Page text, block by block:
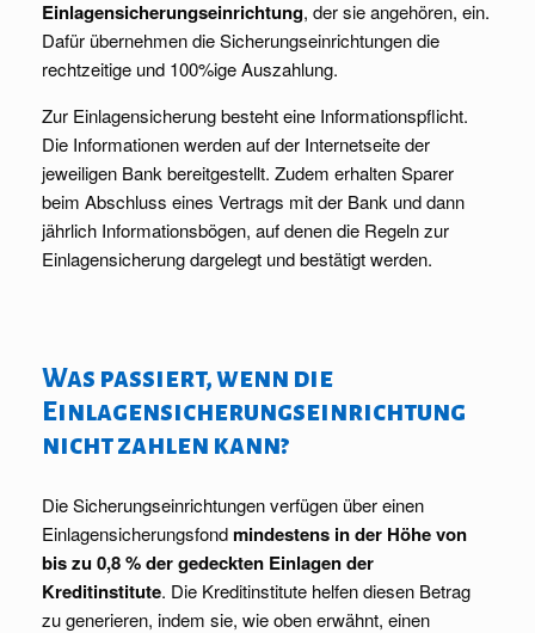
Einlagensicherungseinrichtung, der sie angehören, ein.
Dafür übernehmen die Sicherungseinrichtungen die
rechtzeitige und 100%ige Auszahlung.
Zur Einlagensicherung besteht eine Informationspflicht.
Die Informationen werden auf der Internetseite der
jeweiligen Bank bereitgestellt. Zudem erhalten Sparer
beim Abschluss eines Vertrags mit der Bank und dann
jährlich Informationsbögen, auf denen die Regeln zur
Einlagensicherung dargelegt und bestätigt werden.
Was passiert, wenn die
Einlagensicherungseinrichtung
nicht zahlen kann?
Die Sicherungseinrichtungen verfügen über einen
Einlagensicherungsfondmindestens in der Höhe von
bis zu 0,8 % der gedeckten Einlagen der
Kreditinstitute. Die Kreditinstitute helfen diesen Betrag
zu generieren, indem sie, wie oben erwähnt, einen